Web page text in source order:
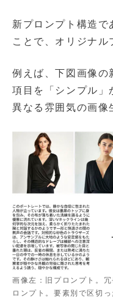
新プロンプト構造で
ことで、オリジナル
例えば、下図画像の
項目を「シンプル」
異なる雰囲気の画像
画像左：旧プロンプト。
ロンプト。要素別で区切